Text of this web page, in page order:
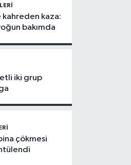
2 yaralı
Haberleri
değişiklik
uygun hale
Haberleri
kaza:
bakımda
iki grup
çökmesi